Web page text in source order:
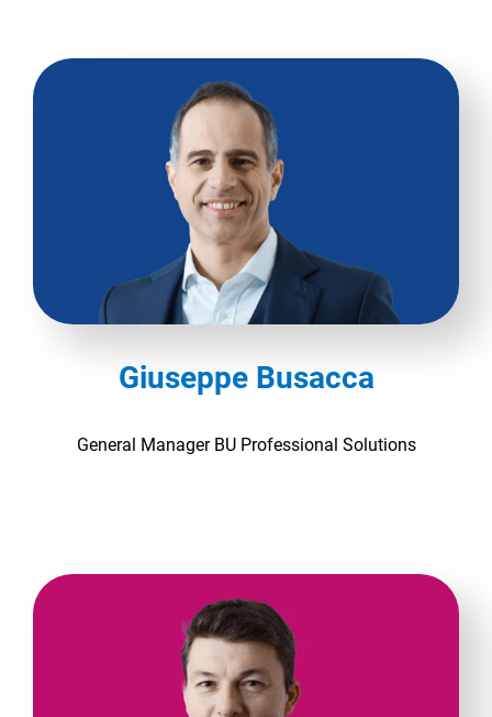
Giuseppe Busacca
General Manager BU Professional Solutions